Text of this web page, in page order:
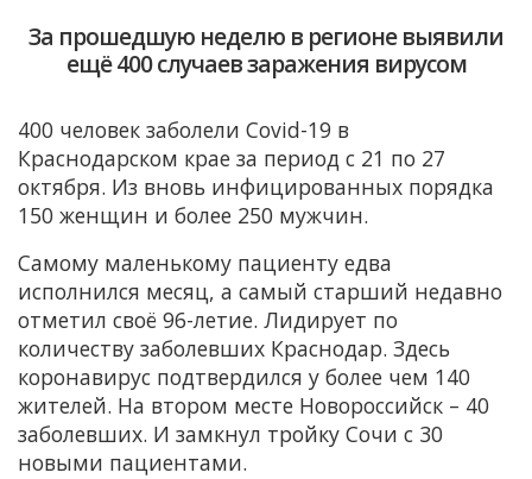
За прошедшую неделю в регионе выявили
ещё 400 случаев заражения вирусом
400 человек заболели Covid-19 в
Краснодарском крае за период с 21 по 27
октября. Из вновь инфицированных порядка
150 женщин и более 250 мужчин.
Самому маленькому пациенту едва
исполнился месяц, а самый старший недавно
отметил своё 96-летие. Лидирует по
количеству заболевших Краснодар. Здесь
коронавирус подтвердился у более чем 140
жителей. На втором месте Новороссийск – 40
заболевших. И замкнул тройку Сочи с 30
новыми пациентами.